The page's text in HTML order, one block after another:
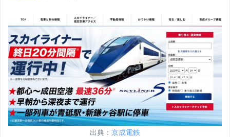
出典： 京成電鉄